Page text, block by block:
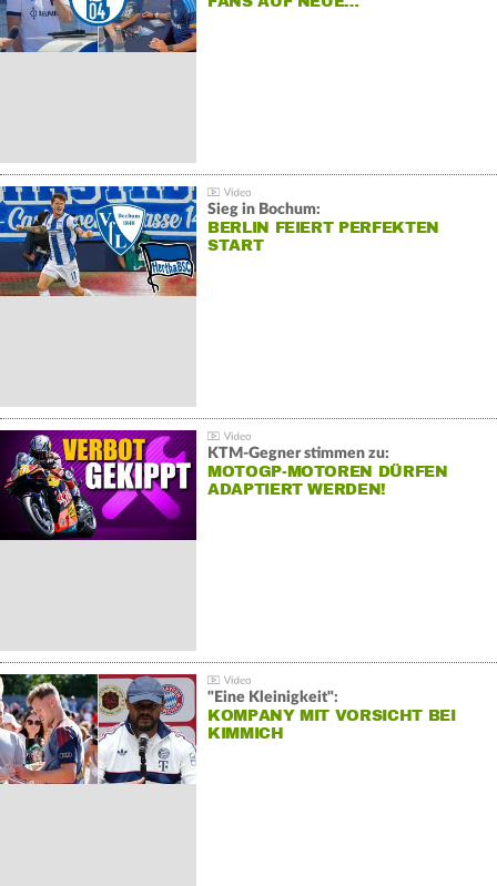
Sieg in Bochum:
BERLIN FEIERT PERFEKTEN
START
KTM-Gegner stimmen zu:
MOTOGP-MOTOREN DÜRFEN
ADAPTIERT WERDEN!
"Eine Kleinigkeit":
KOMPANY MIT VORSICHT BEI
KIMMICH